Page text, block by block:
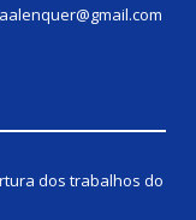
dos trabalhos do